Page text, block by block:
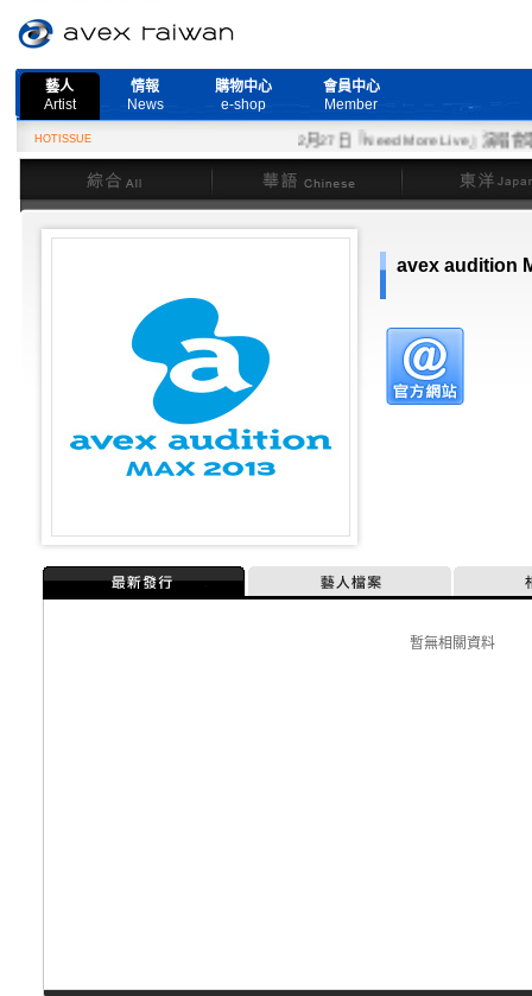
藝人
Artist
情報
News
購物中心
e-shop
會員中心
Member
HOTISSUE
2月27日『Need More Live』演唱會取
綜合
華語 東洋
avex audition
最新發行 藝人檔案
暫無相關資料